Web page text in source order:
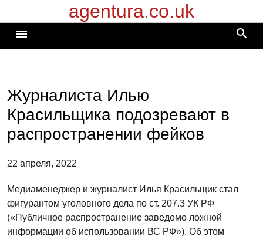
к
содержимому
agentura.co.uk
menu search
Журналиста Илью
Красильщика подозревают в
распространении фейков
22 апреля, 2022
Медиаменеджер и журналист Илья Красильщик стал
фигурантом уголовного дела по ст. 207.3 УК РФ
(«Публичное распространение заведомо ложной
информации об использовании ВС РФ»). Об этом